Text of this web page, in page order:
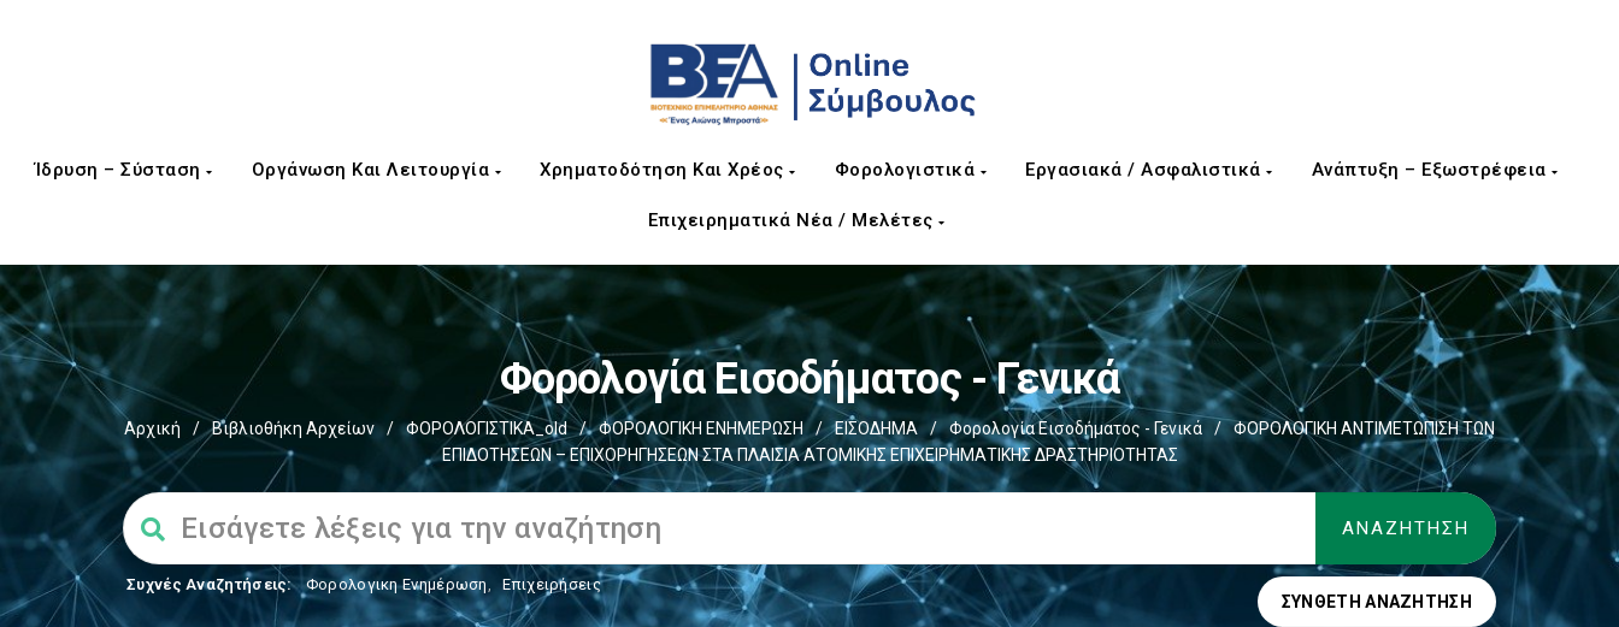
Ίδρυση – Σύσταση Οργάνωση Και Λειτουργία Χρηματοδότηση Και Χρέος Φορολογιστικά Εργασιακά / Ασφαλιστικά Ανάπτυξη – Εξωστρέφεια
Επιχειρηματικά Νέα / Μελέτες
Φορολογία Εισοδήματος - Γενικά
Αρχική / Βιβλιοθήκη Αρχείων / ΦΟΡΟΛΟΓΙΣΤΙΚΑ_old / ΦΟΡΟΛΟΓΙΚΗ ΕΝΗΜΕΡΩΣΗ / ΕΙΣΟΔΗΜΑ / Φορολογία Εισοδήματος - Γενικά /
ΦΟΡΟΛΟΓΙΚΗ ΑΝΤΙΜΕΤΩΠΙΣΗ ΤΩΝ
ΕΠΙΔΟΤΗΣΕΩΝ – ΕΠΙΧΟΡΗΓΗΣΕΩΝ ΣΤΑ ΠΛΑΙΣΙΑ ΑΤΟΜΙΚΗΣ ΕΠΙΧΕΙΡΗΜΑΤΙΚΗΣ ΔΡΑΣΤΗΡΙΟΤΗΤΑΣ
Συχνές Αναζητήσεις: Φορολογικη Ενημέρωση, Επιχειρήσεις
ΣΎΝΘΕΤΗ ΑΝΑΖΉΤΗΣΗ